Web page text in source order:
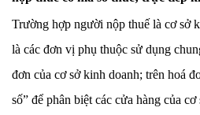
Trường hợp người nộp thuế là cơ sở
là các đơn vị phụ thuộc sử dụng
đơn của cơ sở kinh doanh; trên hoá
số” để phân biệt các cửa hàng của